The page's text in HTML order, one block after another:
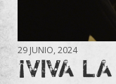
29 JUNIO, 2024
¡VIVA